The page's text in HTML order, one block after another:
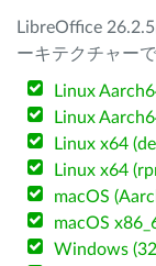
LibreOffice
ーキテクチャー
Linux
Linux
Linux x64
Linux x64
macOS
macOS
Windows